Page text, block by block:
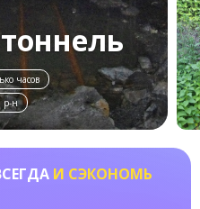
часов
р-н
И СЭКОНОМЬ